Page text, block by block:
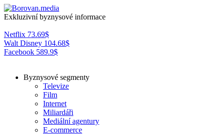
Exkluzivní byznysové informace
Netflix 73.69$
Walt Disney 104.68$
Facebook 589.9$
Byznysové segmenty
Televize
Film
Internet
Miliardáři
Mediální agentury
E-commerce